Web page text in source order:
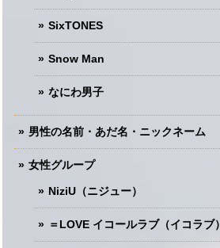
SixTONES
Snow Man
なにわ男子
男性の名前・あだ名・ニックネーム
女性グループ
NiziU（ニジュー）
＝LOVE イコールラブ（イコラブ）